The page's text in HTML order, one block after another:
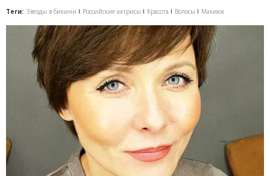
Теги: Звезды в бикини Российские актрисы Красота Волосы Макияж